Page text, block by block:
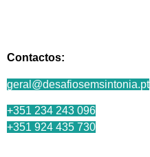
Contactos:
geral@desafiosemsintonia.pt
+351 234 243 096
+351 924 435 730